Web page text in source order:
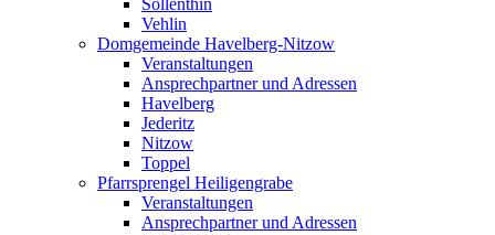
Vehlin
Domgemeinde Havelberg-Nitzow
Veranstaltungen
Ansprechpartner und Adressen
Havelberg
Jederitz
Nitzow
Toppel
Pfarrsprengel Heiligengrabe
Veranstaltungen
Ansprechpartner und Adressen